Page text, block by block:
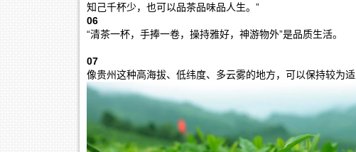
知己千杯少，也可以品茶品味品人生。”
06
“清茶一杯，手捧一卷，操持雅好，神游物外”是品质生活。
07
像贵州这种高海拔、低纬度、多云雾的地方，可以保持较为适